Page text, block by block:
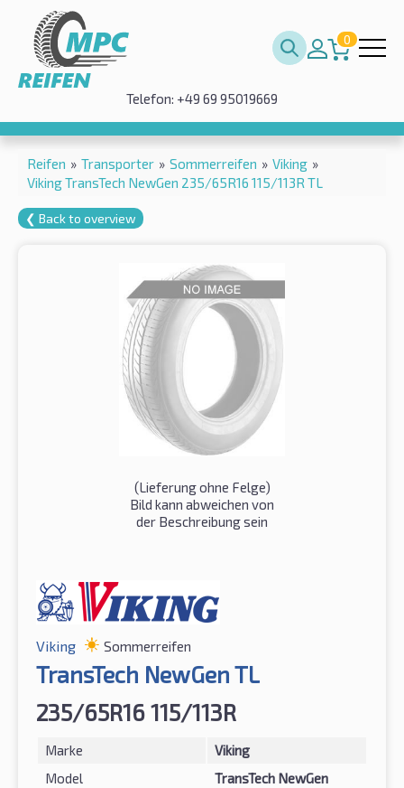
0
Telefon: +49 69 95019669
Reifen » Transporter » Sommerreifen » Viking »
Viking TransTech NewGen 235/65R16 115/113R TL
❮ Back to overview
(Lieferung ohne Felge)
Bild kann abweichen von
der Beschreibung sein
Viking Sommerreifen
TransTech NewGen TL
235/65R16 115/113R
Marke
Viking
Model
TransTech NewGen